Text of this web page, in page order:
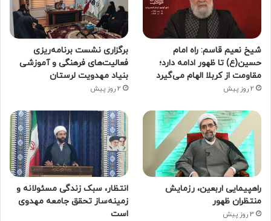
شیخ نعیم قاسم: راه امام
حسین(ع) تا ظهور ادامه دارد؛
مقاومت از کربلا الهام می‌گیرد
2 روز پیش
برگزاری نشست برنامه‌ریزی
فعالیت‌های فرهنگی و آموزشی
بنیاد مهدویت لرستان
2 روز پیش
راهپیمایی اربعین، رزمایش
منتظران ظهور
3 روز پیش
انتظار، سبک زندگی مسئولانه و
زمینه‌ساز تحقق جامعه مهدوی
است